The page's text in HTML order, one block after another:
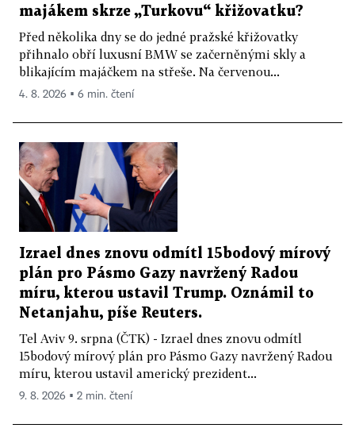
majákem skrze „Turkovu“ křižovatku?
Před několika dny se do jedné pražské křižovatky
přihnalo obří luxusní BMW se začerněnými skly a
blikajícím majáčkem na střeše. Na červenou...
4. 8. 2026 ▪ 6 min. čtení
Izrael dnes znovu odmítl 15bodový mírový
plán pro Pásmo Gazy navržený Radou
míru, kterou ustavil Trump. Oznámil to
Netanjahu, píše Reuters.
Tel Aviv 9. srpna (ČTK) - Izrael dnes znovu odmítl
15bodový mírový plán pro Pásmo Gazy navržený Radou
míru, kterou ustavil americký prezident...
9. 8. 2026 ▪ 2 min. čtení